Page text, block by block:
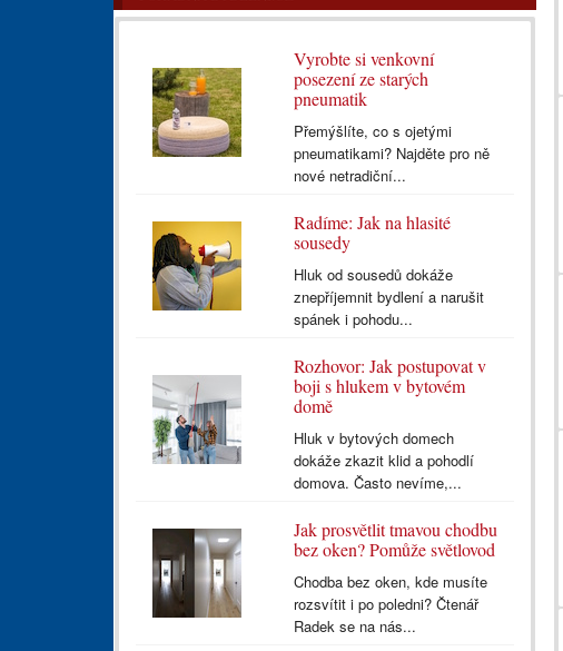
Vyrobte si venkovní
posezení ze starých
pneumatik
Přemýšlíte, co s ojetými
pneumatikami? Najděte pro ně
nové netradiční...
Radíme: Jak na hlasité
sousedy
Hluk od sousedů dokáže
znepříjemnit bydlení a narušit
spánek i pohodu...
Rozhovor: Jak postupovat v
boji s hlukem v bytovém
domě
Hluk v bytových domech
dokáže zkazit klid a pohodlí
domova. Často nevíme,...
Jak prosvětlit tmavou chodbu
bez oken? Pomůže světlovod
Chodba bez oken, kde musíte
rozsvítit i po poledni? Čtenář
Radek se na nás...